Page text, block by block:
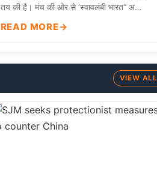
तय की है। मंच की ओर से ’स्वावलंबी भारत“ अ…
READ MORE
VIEW ALL